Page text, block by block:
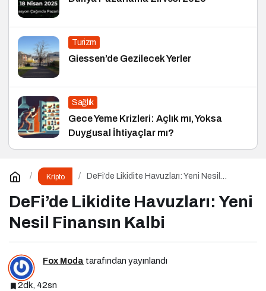
Turizm
Giessen’de Gezilecek Yerler
Sağlık
Gece Yeme Krizleri: Açlık mı, Yoksa
Duygusal İhtiyaçlar mı?
Kripto
DeFi’de Likidite Havuzları: Yeni Nesil
DeFi’de Likidite Havuzları: Yeni
Nesil Finansın Kalbi
Fox Moda tarafından yayınlandı
2dk, 42sn